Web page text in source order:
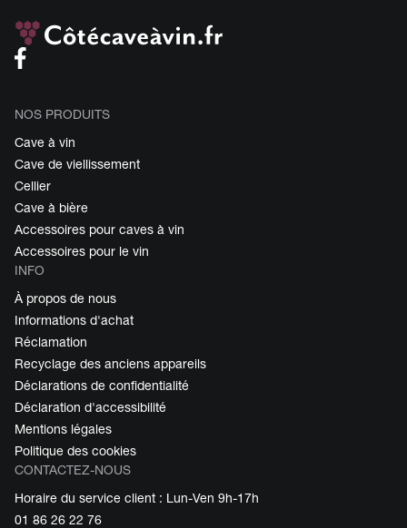
NOS PRODUITS
Cave à vin
Cave de viellissement
Cellier
Cave à bière
Accessoires pour caves à vin
Accessoires pour le vin
INFO
À propos de nous
Informations d'achat
Réclamation
Recyclage des anciens appareils
Déclarations de confidentialité
Déclaration d'accessibilité
Mentions légales
Politique des cookies
CONTACTEZ-NOUS
Horaire du service client : Lun-Ven 9h-17h
01 86 26 22 76